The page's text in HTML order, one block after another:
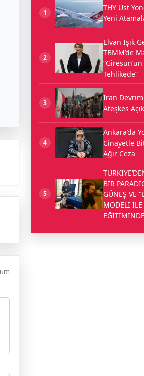
1
THY Üst
Yeni
2
Elvan Işık
TBMM’de
Tehlikede”
3
İran Devrim
Ateşkes
4
Ankara’da
Cinayetle
Ağır Ceza
5
BİR
GÜNEŞ VE
MODELİ İLE